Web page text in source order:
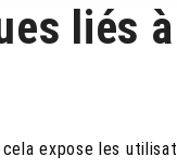
liés
expose les